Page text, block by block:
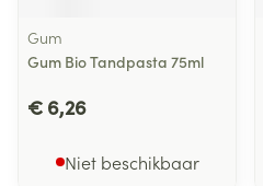
Gum
Gum Bio Tandpasta 75ml
€ 6,26
Niet beschikbaar